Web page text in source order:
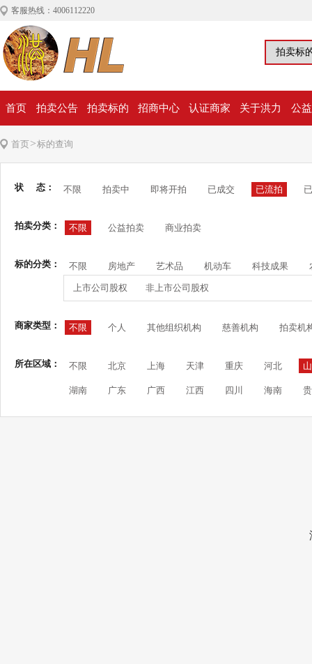
客服热线：4006112220
首页 拍卖公告 拍卖标的 招商中心 认证商家 关于洪力 公
首页>标的查询
状 态： 不限 拍卖中 即将开拍 已成交 已流拍
拍卖分类： 不限 公益拍卖 商业拍卖
标的分类： 不限 房地产 艺术品 机动车 科技成果
上市公司股权 非上市公司股权
商家类型： 不限 个人 其他组织机构 慈善机构 拍卖机
所在区域： 不限 北京 上海 天津 重庆 河北
湖南 广东 广西 江西 四川 海南